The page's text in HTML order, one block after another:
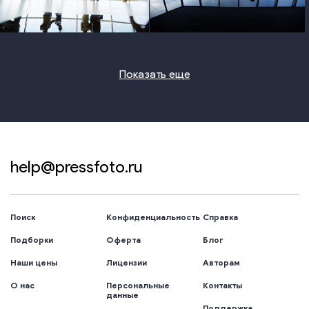
photo
Показать еще
help@pressfoto.ru
Поиск
Подборки
Наши цены
О нас
Конфиденциальность
Оферта
Лицензии
Персональные
данные
Справка
Блог
Авторам
Контакты